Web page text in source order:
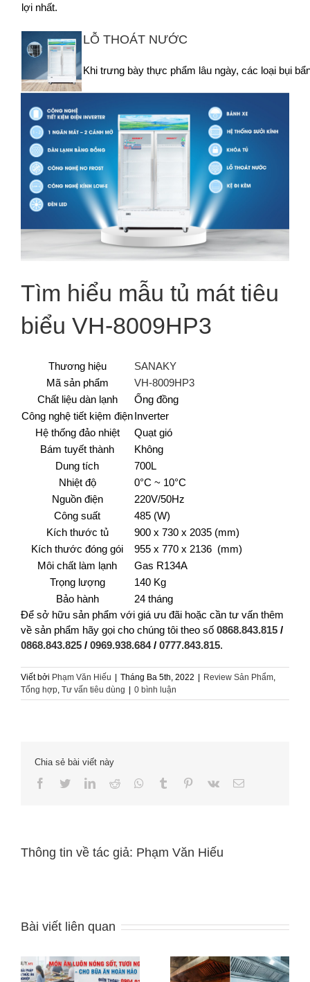
lợi nhất.
LỖ THOÁT NƯỚC
Khi trưng bày thực phẩm lâu ngày, các loại bụi
Tìm hiểu mẫu tủ mát tiêu
biểu VH-8009HP3
Thương hiệu
SANAKY
Mã sản phẩm
VH-8009HP3
Chất liệu dàn lạnh
Ống đồng
Công nghệ tiết kiệm điệnInverter
Hệ thống đảo nhiệt
Quạt gió
Bám tuyết thành
Không
Dung tích
700L
Nhiệt độ
0°C ~ 10°C
Nguồn điện
220V/50Hz
Công suất
485 (W)
Kích thước tủ
900 x 730 x 2035 (mm)
Kích thước đóng gói
955 x 770 x 2136 (mm)
Môi chất làm lạnh
Gas R134A
Trọng lượng
140 Kg
Bảo hành
24 tháng
Để sở hữu sản phẩm với giá ưu đãi hoặc cần tư vấn thêm
về sản phẩm hãy gọi cho chúng tôi theo số 0868.843.815 /
0868.843.825 / 0969.938.684/ 0777.843.815.
Viết bởi Phạm Văn Hiếu | Tháng Ba 5th, 2022 | Review Sản Phẩm
Tổng hợp Tư vấn tiêu dùng | 0 bình luận
Chia sẻ bài viết này
Facebook
TwitterLinkedIn
Reddit Whatsapp
Tumblr Pinterest
Vk Email
Thông tin về tác giả: Phạm Văn Hiếu
Bài viết liên quan